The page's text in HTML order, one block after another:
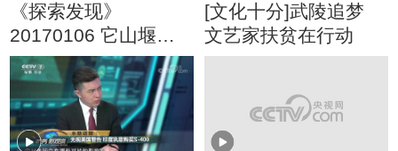
《探索发现》
20170106 它山堰
（下）
[文化十分]武陵追梦
文艺家扶贫在行动